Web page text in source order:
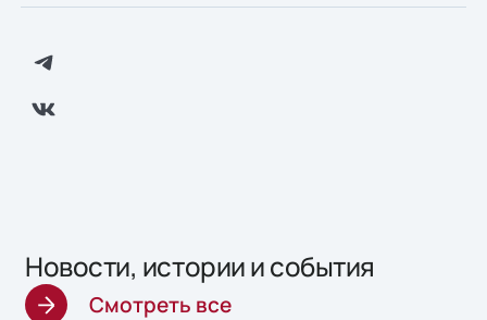
Новости, истории и события
Смотреть все